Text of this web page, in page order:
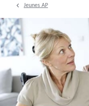
Jeunes AP